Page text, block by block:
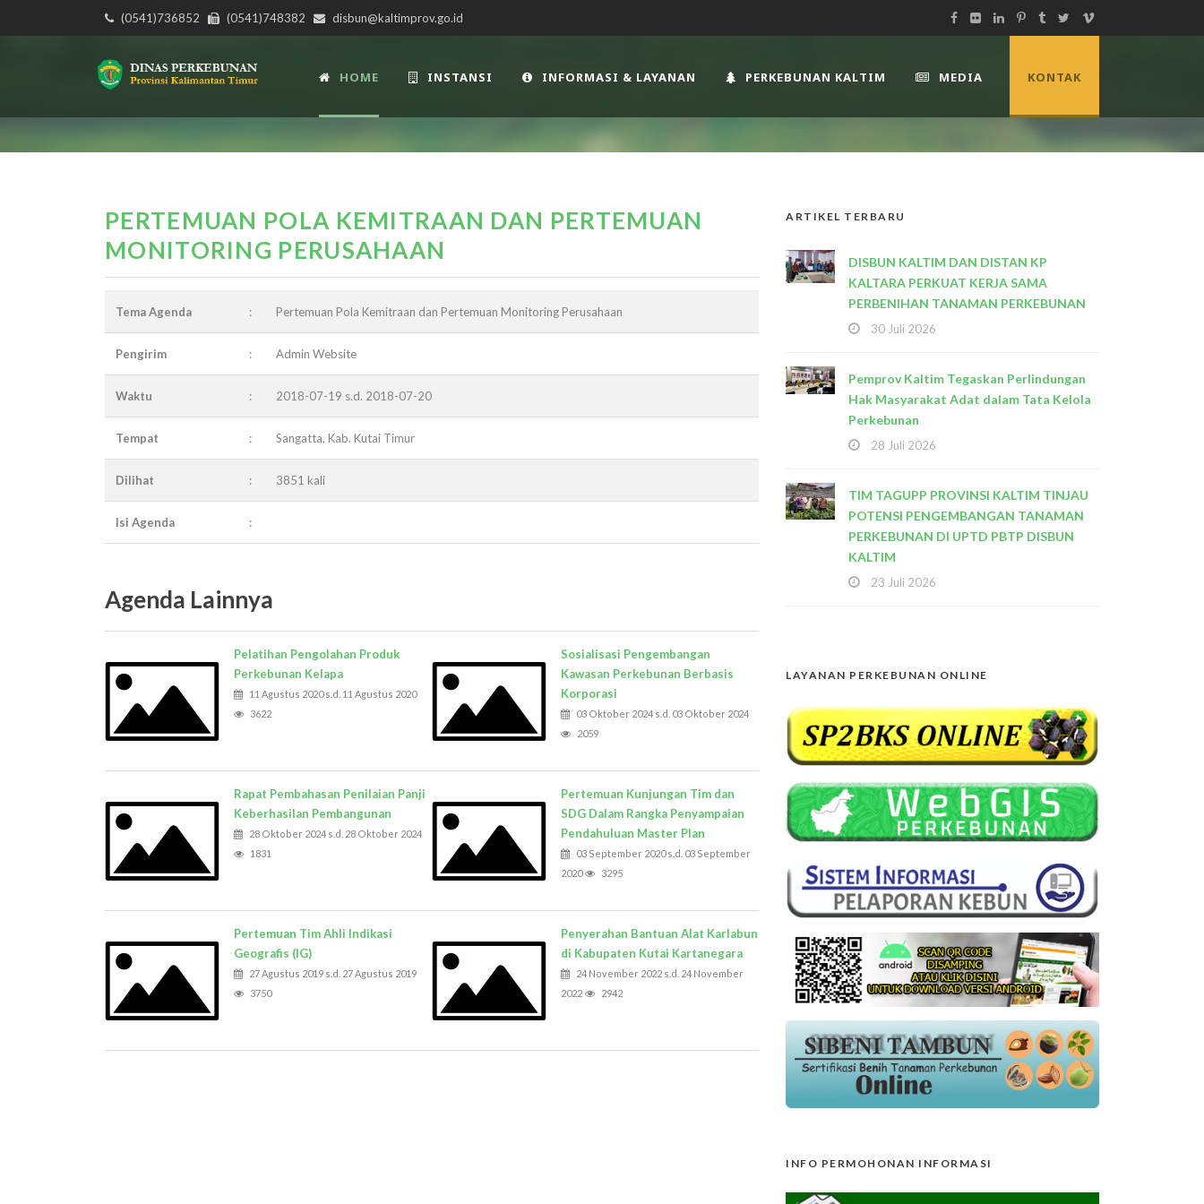
(0541)736852 (0541)748382 disbun@kaltimprov.go.id
HOME INSTANSI INFORMASI & LAYANAN PERKEBUNAN KALTIM MEDIA KONTAK
PERTEMUAN POLA KEMITRAAN DAN PERTEMUAN
MONITORING PERUSAHAAN
Tema Agenda : Pertemuan Pola Kemitraan dan Pertemuan Monitoring Perusahaan
Pengirim : Admin Website
Waktu : 2018-07-19 s.d. 2018-07-20
Tempat : Sangatta, Kab. Kutai Timur
Dilihat : 3851 kali
Isi Agenda :
Agenda Lainnya
Pelatihan Pengolahan Produk
Perkebunan Kelapa
11 Agustus 2020 s.d. 11 Agustus 2020
3622
Rapat Pembahasan Penilaian Panji
Keberhasilan Pembangunan
28 Oktober 2024 s.d. 28 Oktober 2024
1831
Pertemuan Tim Ahli Indikasi
Geografis (IG)
27 Agustus 2019 s.d. 27 Agustus 2019
3750
Sosialisasi Pengembangan
Kawasan Perkebunan Berbasis
Korporasi
03 Oktober 2024 s.d. 03 Oktober 2024
2059
Pertemuan Kunjungan Tim dan
SDG Dalam Rangka Penyampaian
Pendahuluan Master Plan
03 September 2020 s.d. 03 September
2020
3295
Penyerahan Bantuan Alat Karlabun
di Kabupaten Kutai Kartanegara
24 November 2022 s.d. 24 November
2022
2942
ARTIKEL TERBARU
DISBUN KALTIM DAN DISTAN KP
KALTARA PERKUAT KERJA SAMA
PERBENIHAN TANAMAN PERKEBUNAN
30 Juli 2026
Pemprov Kaltim Tegaskan Perlindungan
Hak Masyarakat Adat dalam Tata Kelola
Perkebunan
28 Juli 2026
TIM TAGUPP PROVINSI KALTIM TINJAU
POTENSI PENGEMBANGAN TANAMAN
PERKEBUNAN DI UPTD PBTP DISBUN
KALTIM
23 Juli 2026
LAYANAN PERKEBUNAN ONLINE
INFO PERMOHONAN INFORMASI